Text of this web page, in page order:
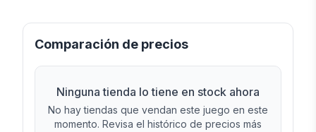
Comparación de precios
Ninguna tienda lo tiene en stock ahora
No hay tiendas que vendan este juego en este
momento. Revisa el histórico de precios más